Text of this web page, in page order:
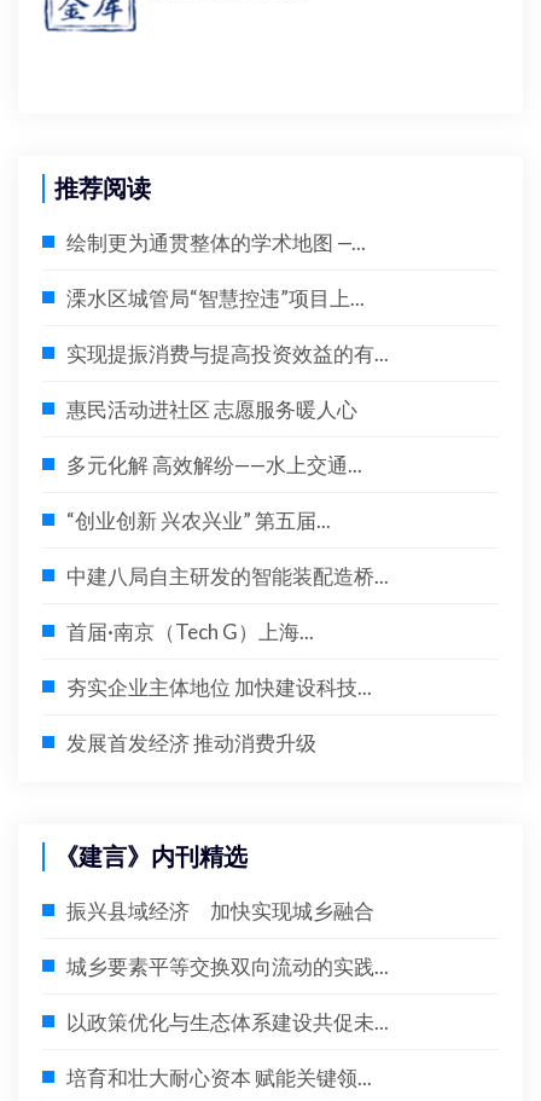
推荐阅读
绘制更为通贯整体的学术地图 —...
溧水区城管局“智慧控违”项目上...
实现提振消费与提高投资效益的有...
惠民活动进社区 志愿服务暖人心
多元化解 高效解纷——水上交通...
“创业创新 兴农兴业” 第五届...
中建八局自主研发的智能装配造桥...
首届·南京（Tech G）上海...
夯实企业主体地位 加快建设科技...
发展首发经济 推动消费升级
《建言》内刊精选
振兴县域经济 加快实现城乡融合
城乡要素平等交换双向流动的实践...
以政策优化与生态体系建设共促未...
培育和壮大耐心资本 赋能关键领...